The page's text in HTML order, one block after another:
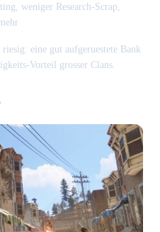
weniger Research-Scrap,
eine gut aufgeruestete Bank
Vorteil grosser Clans.